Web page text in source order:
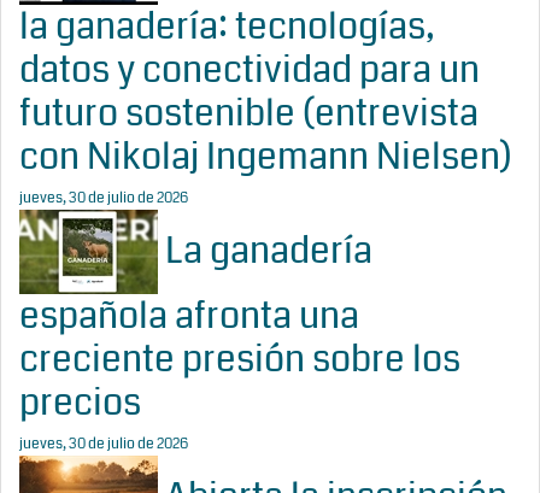
la ganadería: tecnologías,
datos y conectividad para un
futuro sostenible (entrevista
con Nikolaj Ingemann Nielsen)
jueves, 30 de julio de 2026
La ganadería
española afronta una
creciente presión sobre los
precios
jueves, 30 de julio de 2026